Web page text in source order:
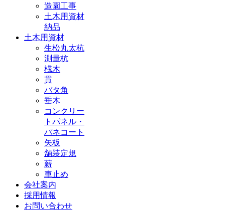
造園工事
土木用資材
納品
土木用資材
生松丸太杭
測量杭
桟木
貫
バタ角
垂木
コンクリー
トパネル・
パネコート
矢板
舗装定規
薪
車止め
会社案内
採用情報
お問い合わせ